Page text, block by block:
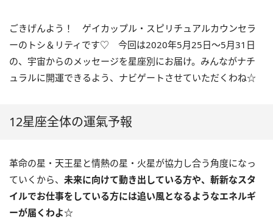
ごきげんよう！ ゲイカップル・スピリチュアルカウンセラ
ーのトシ＆リティです♡ 今回は2020年5月25日～5月31日
の、宇宙からのメッセージを星座別にお届け。みんながナチ
ュラルに開運できるよう、ナビゲートさせていただくわね☆
12星座全体の運氣予報
革命の星・天王星と情熱の星・火星が協力し合う角度になっ
ていくから、 未来に向けて動き出している方や、斬新なスタ
イルでお仕事をしている方には追い風となるようなエネルギ
ーが届くわよ☆